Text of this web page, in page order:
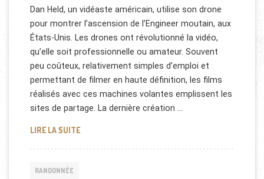
Dan Held, un vidéaste américain, utilise son drone
pour montrer l’ascension de l’Engineer moutain, aux
États-Unis. Les drones ont révolutionné la vidéo,
qu’elle soit professionnelle ou amateur. Souvent
peu coûteux, relativement simples d’emploi et
permettant de filmer en haute définition, les films
réalisés avec ces machines volantes emplissent les
sites de partage. La dernière création …
LIRE LA SUITERANDONNÉE AVEC UN DRONE
RANDONNÉE